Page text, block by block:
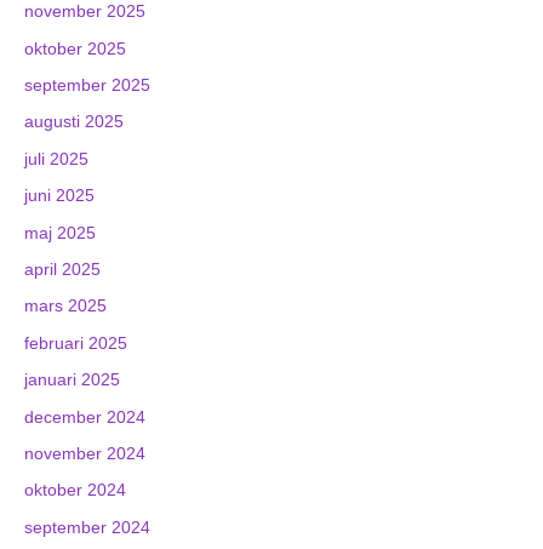
november 2025
oktober 2025
september 2025
augusti 2025
juli 2025
juni 2025
maj 2025
april 2025
mars 2025
februari 2025
januari 2025
december 2024
november 2024
oktober 2024
september 2024